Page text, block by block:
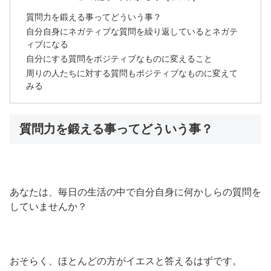
質問力を鍛える事ってどういう事？
自分自身にネガティブな質問を繰り返しているとネガテ
ィブになる
自分にする質問をポジティブなものに変えること
周りの人たちに対する質問もポジティブなものに変えて
みる
質問力を鍛える事ってどういう事？
あなたは、毎日の生活の中で自分自身に何かしらの質問を
していませんか？
おそらく、ほとんどの方がイエスと答えるはずです。